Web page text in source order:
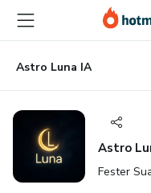
principal
página
de
página
Astro Luna IA
Astro
Fester